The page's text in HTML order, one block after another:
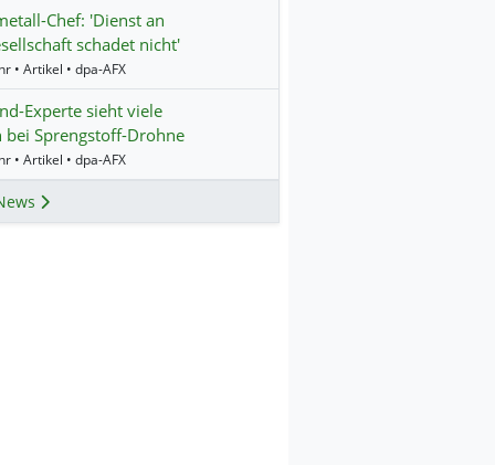
Chef: 'Dienst an
schadet nicht'
• Artikel • dpa-AFX
Experte sieht viele
bei Sprengstoff-Drohne
• Artikel • dpa-AFX